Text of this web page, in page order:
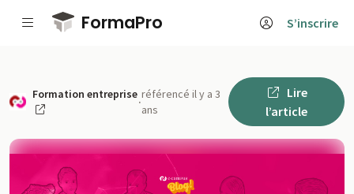
Passer au contenu principal
FormaPro S’inscrire
Formation entreprise
·
référencé il y a 3
ans
Lire
l’article